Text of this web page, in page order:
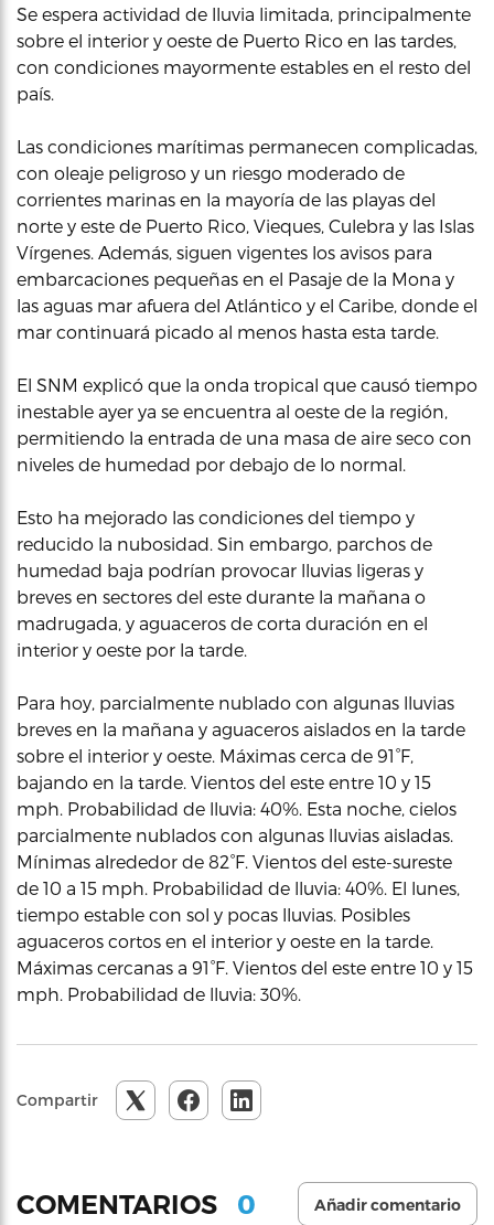
Se espera actividad de lluvia limitada, principalmente
sobre el interior y oeste de Puerto Rico en las tardes,
con condiciones mayormente estables en el resto del
país.
Las condiciones marítimas permanecen complicadas,
con oleaje peligroso y un riesgo moderado de
corrientes marinas en la mayoría de las playas del
norte y este de Puerto Rico, Vieques, Culebra y las Islas
Vírgenes. Además, siguen vigentes los avisos para
embarcaciones pequeñas en el Pasaje de la Mona y
las aguas mar afuera del Atlántico y el Caribe, donde el
mar continuará picado al menos hasta esta tarde.
El SNM explicó que la onda tropical que causó tiempo
inestable ayer ya se encuentra al oeste de la región,
permitiendo la entrada de una masa de aire seco con
niveles de humedad por debajo de lo normal.
Esto ha mejorado las condiciones del tiempo y
reducido la nubosidad. Sin embargo, parchos de
humedad baja podrían provocar lluvias ligeras y
breves en sectores del este durante la mañana o
madrugada, y aguaceros de corta duración en el
interior y oeste por la tarde.
Para hoy, parcialmente nublado con algunas lluvias
breves en la mañana y aguaceros aislados en la tarde
sobre el interior y oeste. Máximas cerca de 91°F,
bajando en la tarde. Vientos del este entre 10 y 15
mph. Probabilidad de lluvia: 40%. Esta noche, cielos
parcialmente nublados con algunas lluvias aisladas.
Mínimas alrededor de 82°F. Vientos del este-sureste
de 10 a 15 mph. Probabilidad de lluvia: 40%. El lunes,
tiempo estable con sol y pocas lluvias. Posibles
aguaceros cortos en el interior y oeste en la tarde.
Máximas cercanas a 91°F. Vientos del este entre 10 y 15
mph. Probabilidad de lluvia: 30%.
Compartir
COMENTARIOS 0 Añadir comentario